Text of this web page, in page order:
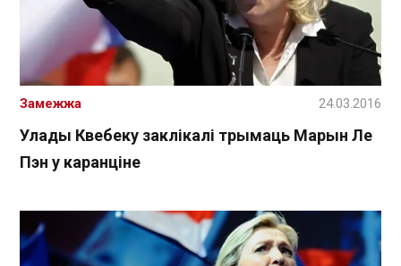
Улады Квебеку заклікалі трымаць Марын Ле
Пэн у каранціне
Замежжа 24.03.2016